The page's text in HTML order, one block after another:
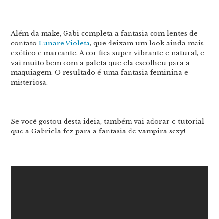
Além da make, Gabi completa a fantasia com lentes de
contato Lunare Violeta, que deixam um look ainda mais
exótico e marcante. A cor fica super vibrante e natural, e
vai muito bem com a paleta que ela escolheu para a
maquiagem. O resultado é uma fantasia feminina e
misteriosa.
Se você gostou desta ideia, também vai adorar o tutorial
que a Gabriela fez para a fantasia de vampira sexy!